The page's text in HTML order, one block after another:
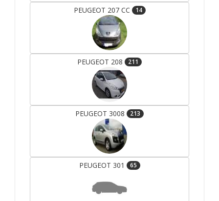
PEUGEOT 207 CC 14
PEUGEOT 208 211
PEUGEOT 3008 213
PEUGEOT 301 65